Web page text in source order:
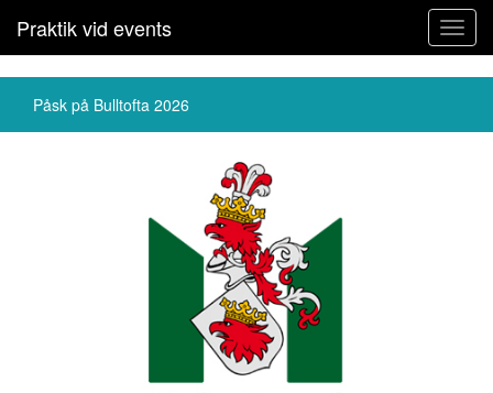
Praktik vid events
Påsk på Bulltofta 2026